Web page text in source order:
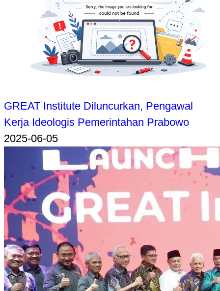
GREAT Institute Diluncurkan, Pengawal
Kerja Ideologis Pemerintahan Prabowo
2025-06-05